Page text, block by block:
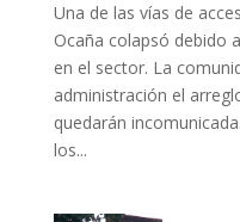
Una de las vías de
Ocaña colapsó debido
en el sector. La
administración el
quedarán
los...